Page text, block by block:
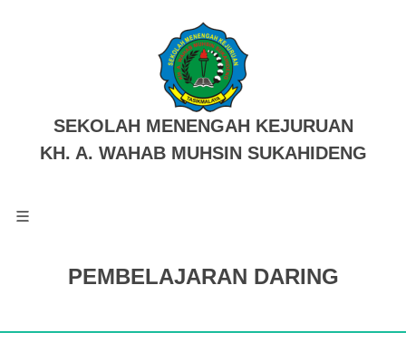
SEKOLAH MENENGAH KEJURUAN
KH. A. WAHAB MUHSIN SUKAHIDENG
PEMBELAJARAN DARING